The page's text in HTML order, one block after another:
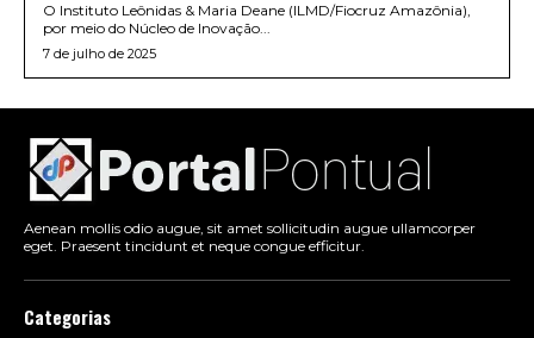
O Instituto Leônidas & Maria Deane (ILMD/Fiocruz Amazônia),
por meio do Núcleo de Inovação...
7 de julho de 2025
Aenean mollis odio augue, sit amet sollicitudin augue ullamcorper
eget. Praesent tincidunt et neque congue efficitur.
Categorias